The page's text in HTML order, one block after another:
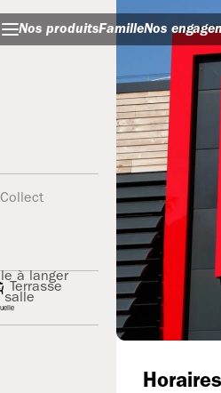
Nos produitsFamilleNos
à langer
Terrasse
salle
Horaires